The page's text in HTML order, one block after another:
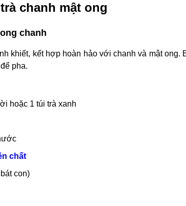
chanh mật ong
chanh
khiết, kết hợp hoàn hảo với chanh và mật ong.
pha.
hoặc 1 túi trà xanh
chất
con)